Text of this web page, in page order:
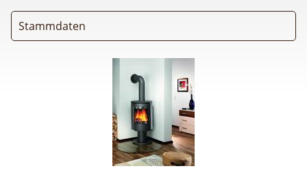
Stammdaten